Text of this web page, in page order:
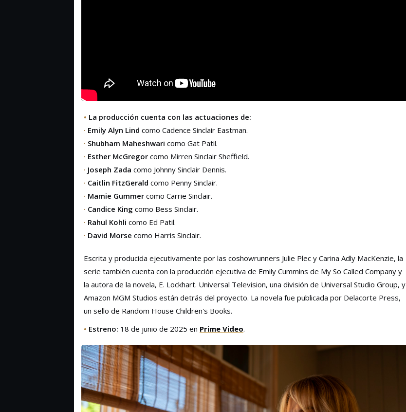
• La producción cuenta con las actuaciones de:
· Emily Alyn Lind como Cadence Sinclair Eastman.
· Shubham Maheshwari como Gat Patil.
· Esther McGregor como Mirren Sinclair Sheffield.
· Joseph Zada como Johnny Sinclair Dennis.
· Caitlin FitzGerald como Penny Sinclair.
· Mamie Gummer como Carrie Sinclair.
· Candice King como Bess Sinclair.
· Rahul Kohli como Ed Patil.
· David Morse como Harris Sinclair.
Escrita y producida ejecutivamente por las coshowrunners Julie Plec y Carina Adly MacKenzie, la
serie también cuenta con la producción ejecutiva de Emily Cummins de My So Called Company y
la autora de la novela, E. Lockhart. Universal Television, una división de Universal Studio Group, y
Amazon MGM Studios están detrás del proyecto. La novela fue publicada por Delacorte Press,
un sello de Random House Children's Books.
• Estreno: 18 de junio de 2025 en Prime Video.